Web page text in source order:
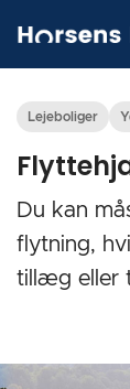
Lejeboliger
Du kan
flytning,
tillæg eller